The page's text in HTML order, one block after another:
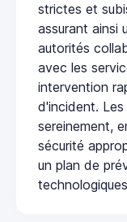
strictes et
assurant ainsi
autorités
avec les
intervention
d'incident.
sereinement,
sécurité
un plan de